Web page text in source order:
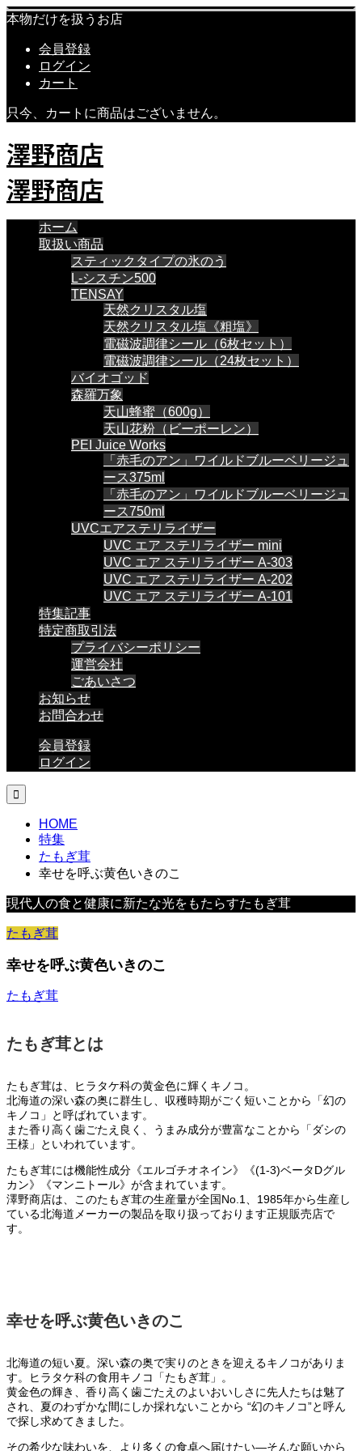
本物だけを扱うお店
会員登録
ログイン
カート
只今、カートに商品はございません。
澤野商店
澤野商店
ホーム
取扱い商品
スティックタイプの氷のう
L-シスチン500
TENSAY
天然クリスタル塩
天然クリスタル塩《粗塩》
電磁波調律シール（6枚セット）
電磁波調律シール（24枚セット）
バイオゴッド
森羅万象
天山蜂蜜（600g）
天山花粉（ビーポーレン）
PEI Juice Works
「赤毛のアン」ワイルドブルーベリージュ
ース375ml
「赤毛のアン」ワイルドブルーベリージュ
ース750ml
UVCエアステリライザー
UVC エア ステリライザー mini
UVC エア ステリライザー A-303
UVC エア ステリライザー A-202
UVC エア ステリライザー A-101
特集記事
特定商取引法
プライバシーポリシー
運営会社
ごあいさつ
お知らせ
お問合わせ
会員登録
ログイン

HOME
特集
たもぎ茸
幸せを呼ぶ黄色いきのこ
現代人の食と健康に新たな光をもたらすたもぎ茸
たもぎ茸
幸せを呼ぶ黄色いきのこ
たもぎ茸
たもぎ茸とは
たもぎ茸は、ヒラタケ科の黄金色に輝くキノコ。
北海道の深い森の奥に群生し、収穫時期がごく短いことから「幻の
キノコ」と呼ばれています。
また香り高く歯ごたえ良く、うまみ成分が豊富なことから「ダシの
王様」といわれています。
たもぎ茸には機能性成分《エルゴチオネイン》《(1-3)ベータDグル
カン》《マンニトール》が含まれています。
澤野商店は、このたもぎ茸の生産量が全国No.1、1985年から生産し
ている北海道メーカーの製品を取り扱っております正規販売店で
す。
幸せを呼ぶ黄色いきのこ
北海道の短い夏。深い森の奥で実りのときを迎えるキノコがありま
す。ヒラタケ科の食用キノコ「たもぎ茸」。
黄金色の輝き、香り高く歯ごたえのよいおいしさに先人たちは魅了
され、夏のわずかな間にしか採れないことから “幻のキノコ”と呼ん
で探し求めてきました。
その希少な味わいを、より多くの食卓へ届けたい—そんな願いから